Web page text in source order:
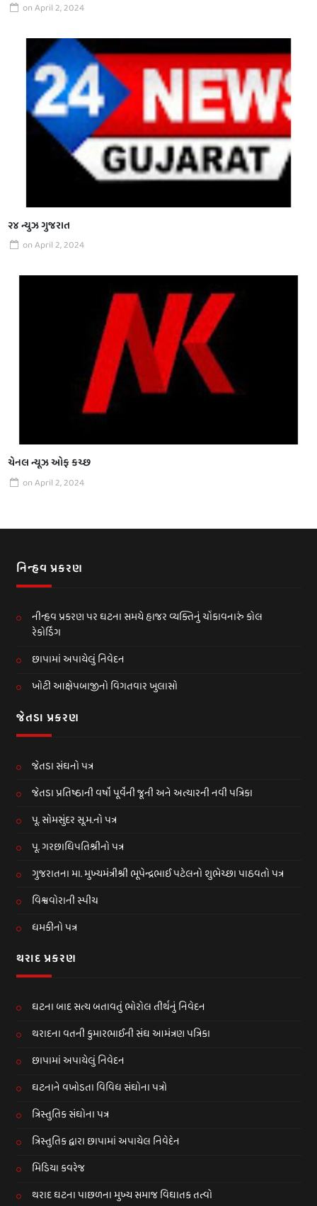
onApril 2, 2024
૨૪ ન્યુઝ ગુજરાત
onApril 2, 2024
ચેનલ ન્યૂઝ ઓફ કચ્છ
onApril 2, 2024
નિન્હવ પ્રકરણ
નીન્હવ પ્રકરણ પર ઘટના સમયે હાજર વ્યક્તિનું ચોંકાવનારું કોલ
રેકોર્ડિંગ
છાપામાં અપાયેલું નિવેદન
ખોટી આક્ષેપબાજીનો વિગતવાર ખુલાસો
જેતડા પ્રકરણ
જેતડા સંઘનો પત્ર
જેતડા પ્રતિષ્ઠાની વર્ષો પૂર્વેની જૂની અને અત્યારની નવી પત્રિકા
પૂ. સોમસુંદર સૂ.મ.નો પત્ર
પૂ. ગરછાધિપતિશ્રીનો પત્ર
ગુજરાતના મા. મુખ્યમંત્રીશ્રી ભૂપેન્દ્રભાઈ પટેલનો શુભેચ્છા પાઠવતો પત્ર
વિશ્વવોરાની સ્પીચ
ધમકીનો પત્ર
થરાદ પ્રકરણ
ઘટના બાદ સત્ય બતાવતું ભોરોલ તીર્થનું નિવેદન
થરાદના વતની કુમારભાઈની સંઘ આમંત્રણ પત્રિકા
છાપામાં અપાયેલું નિવેદન
ઘટનાને વખોડતા વિવિધ સંઘોના પત્રો
ત્રિસ્તુતિક સંઘોના પત્ર
ત્રિસ્તુતિક દ્વારા છાપામાં અપાયેલ નિવેદેન
મિડિયા કવરેજ
થરાદ ઘટના પાછળના મુખ્ય સમાજ વિઘાતક તત્વો